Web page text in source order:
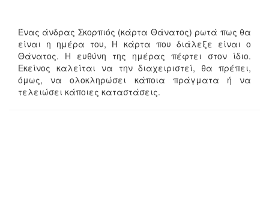
Ένας άνδρας Σκορπιός (κάρτα Θάνατος) ρωτά πως θα
είναι η ημέρα του, Η κάρτα που διάλεξε είναι ο
Θάνατος. Η ευθύνη της ημέρας πέφτει στον ίδιο.
Εκείνος καλείται να την διαχειριστεί, θα πρέπει,
όμως, να ολοκληρώσει κάποια πράγματα ή να
τελειώσει κάποιες καταστάσεις.